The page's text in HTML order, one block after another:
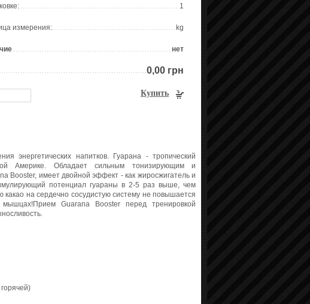
1
измерения: kg
нет
0,00 грн
Купить
энергетических напитков. Гуарана - тропический
Америке. Обладает сильным тонизирующим и
Booster, имеет двойной эффект - как жиросжигатель и
потенциал гуараны в 2-5 раз выше, чем
на сердечно сосудистую систему не повышается
Guarana Booster перед тренировкой